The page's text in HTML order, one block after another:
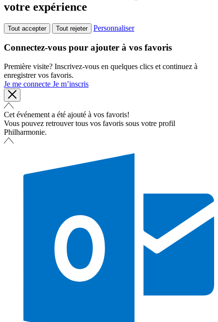
votre expérience
Tout accepter Tout rejeter Personnaliser
Connectez-vous pour ajouter à vos favoris
Première visite? Inscrivez-vous en quelques clics et continuez à
enregistrer vos favoris.
Je me connecte Je m’inscris
Cet événement a été ajouté à vos favoris!
Vous pouvez retrouver tous vos favoris sous votre profil
Philharmonie.